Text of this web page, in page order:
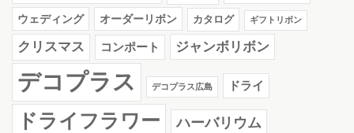
ウェディング オーダーリボン カタログ ギフトリボン
クリスマス コンポート ジャンボリボン
デコプラス デコプラス広島 ドライ
ドライフラワー ハーバリウム